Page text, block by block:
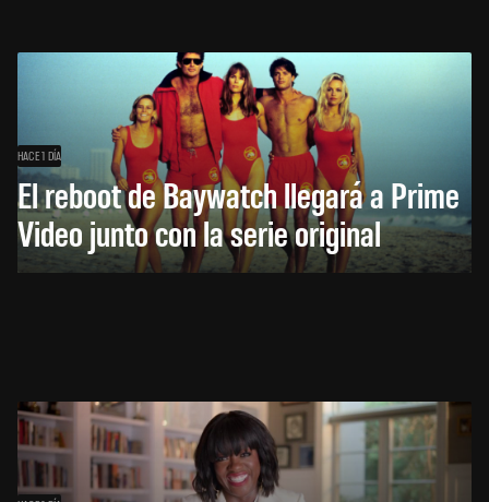
HACE 1 DÍA
El reboot de Baywatch llegará a Prime
Video junto con la serie original